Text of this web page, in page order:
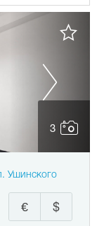
3
Ушинского
$
€